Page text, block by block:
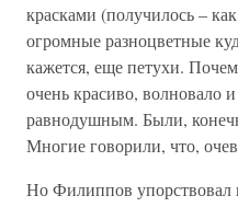
красками (получилось –
огромные разноцветные
кажется, еще петухи.
очень красиво, волновало
равнодушным. Были,
Многие говорили, что,
Но Филиппов упорствовал